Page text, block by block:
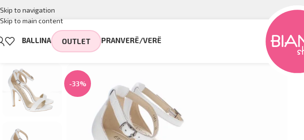
Skip to navigation
Skip to main content
BALLINA OUTLET PRANVERË/VERË
-33%